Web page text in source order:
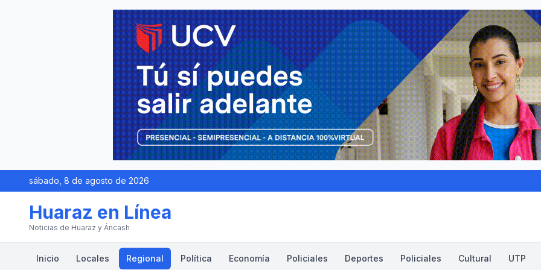
sábado, 8 de agosto de 2026
Huaraz en Línea
Noticias de Huaraz y Áncash
Inicio Locales Regional Política Economía Policiales Deportes Policiales Cultural UTP